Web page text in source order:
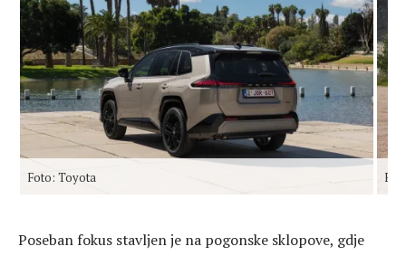
Foto: Toyota
Poseban fokus stavljen je na pogonske sklopove, gdje